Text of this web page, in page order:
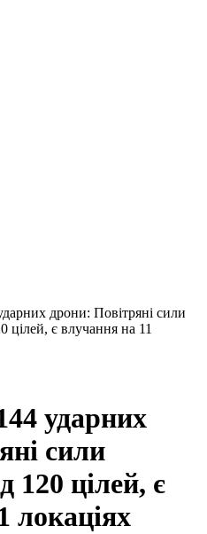
дрони: Повітряні сили
є влучання на 11
ударних
сили
120 цілей, є
локаціях